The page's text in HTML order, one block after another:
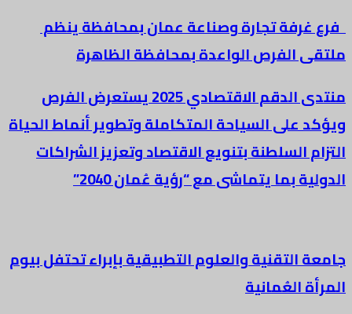
فرع غرفة تجارة وصناعة عمان بمحافظة ينظم
ملتقى الفرص الواعدة بمحافظة الظاهرة
منتدى الدقم الاقتصادي 2025 يستعرض الفرص
ويؤكد على السياحة المتكاملة وتطوير أنماط الحياة
التزام السلطنة بتنويع الاقتصاد وتعزيز الشراكات
الدولية بما يتماشى مع “رؤية عُمان 2040”
جامعة التقنية والعلوم التطبيقية بإبراء تحتفل بيوم
المرأة العُمانية